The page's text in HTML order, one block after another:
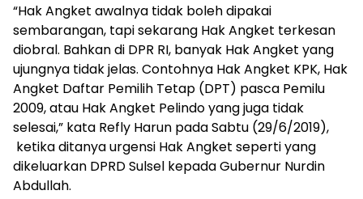
“Hak Angket awalnya tidak boleh dipakai
sembarangan, tapi sekarang Hak Angket terkesan
diobral. Bahkan di DPR RI, banyak Hak Angket yang
ujungnya tidak jelas. Contohnya Hak Angket KPK, Hak
Angket Daftar Pemilih Tetap (DPT) pasca Pemilu
2009, atau Hak Angket Pelindo yang juga tidak
selesai,” kata Refly Harun pada Sabtu (29/6/2019),
ketika ditanya urgensi Hak Angket seperti yang
dikeluarkan DPRD Sulsel kepada Gubernur Nurdin
Abdullah.